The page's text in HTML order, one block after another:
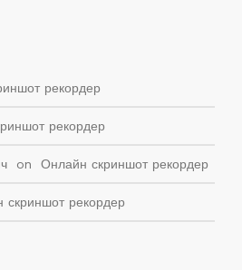
рекордер
рекордер
on Онлайн скриншот рекордер
скриншот рекордер